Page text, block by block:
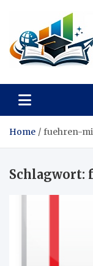
content
Home fuehren-
Schlagwort: